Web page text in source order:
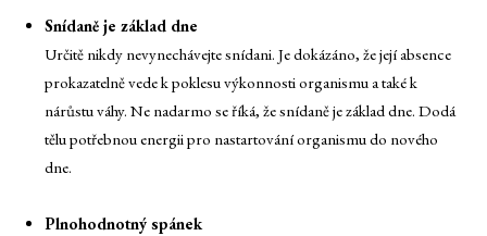
Snídaně je základ dne
Určitě nikdy nevynechávejte snídani. Je dokázáno, že její absence
prokazatelně vede k poklesu výkonnosti organismu a také k
nárůstu váhy. Ne nadarmo se říká, že snídaně je základ dne. Dodá
tělu potřebnou energii pro nastartování organismu do nového
dne.
Plnohodnotný spánek